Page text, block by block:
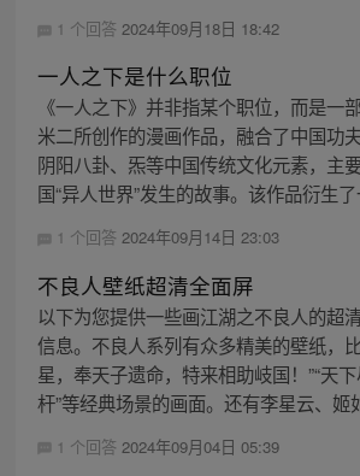
1 个回答 2024年09月18日 18:42
一人之下是什么职位
《一人之下》并非指某个职位，而是一
米二所创作的漫画作品，融合了中国功
阴阳八卦、炁等中国传统文化元素，主
国“异人世界”发生的故事。该作品衍生
1 个回答 2024年09月14日 23:03
不良人壁纸超清全面屏
以下为您提供一些画江湖之不良人的超
信息。不良人系列有众多精美的壁纸，
星，奉天子遗命，特来相助岐国！”“天
杆”等经典场景的画面。还有李星云、姬
1 个回答 2024年09月04日 05:39